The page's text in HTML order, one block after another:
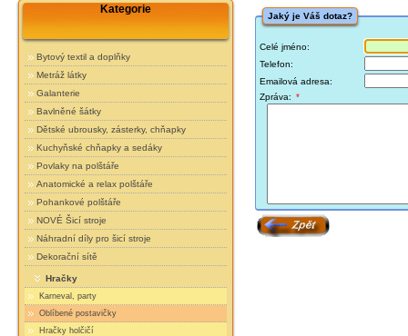
Kategorie
Bytový textil a doplňky
Metráž látky
Galanterie
Bavlněné šátky
Dětské ubrousky, zásterky, chňapky
Kuchyňské chňapky a sedáky
Povlaky na polštáře
Anatomické a relax polštáře
Pohankové polštáře
NOVÉ Šicí stroje
Náhradní díly pro šicí stroje
Dekorační sítě
Hračky
Karneval, party
Oblíbené postavičky
Hračky holčičí
Jaký je Váš dotaz?
Celé jméno:
Telefon:
Emailová adresa:
Zpráva: *